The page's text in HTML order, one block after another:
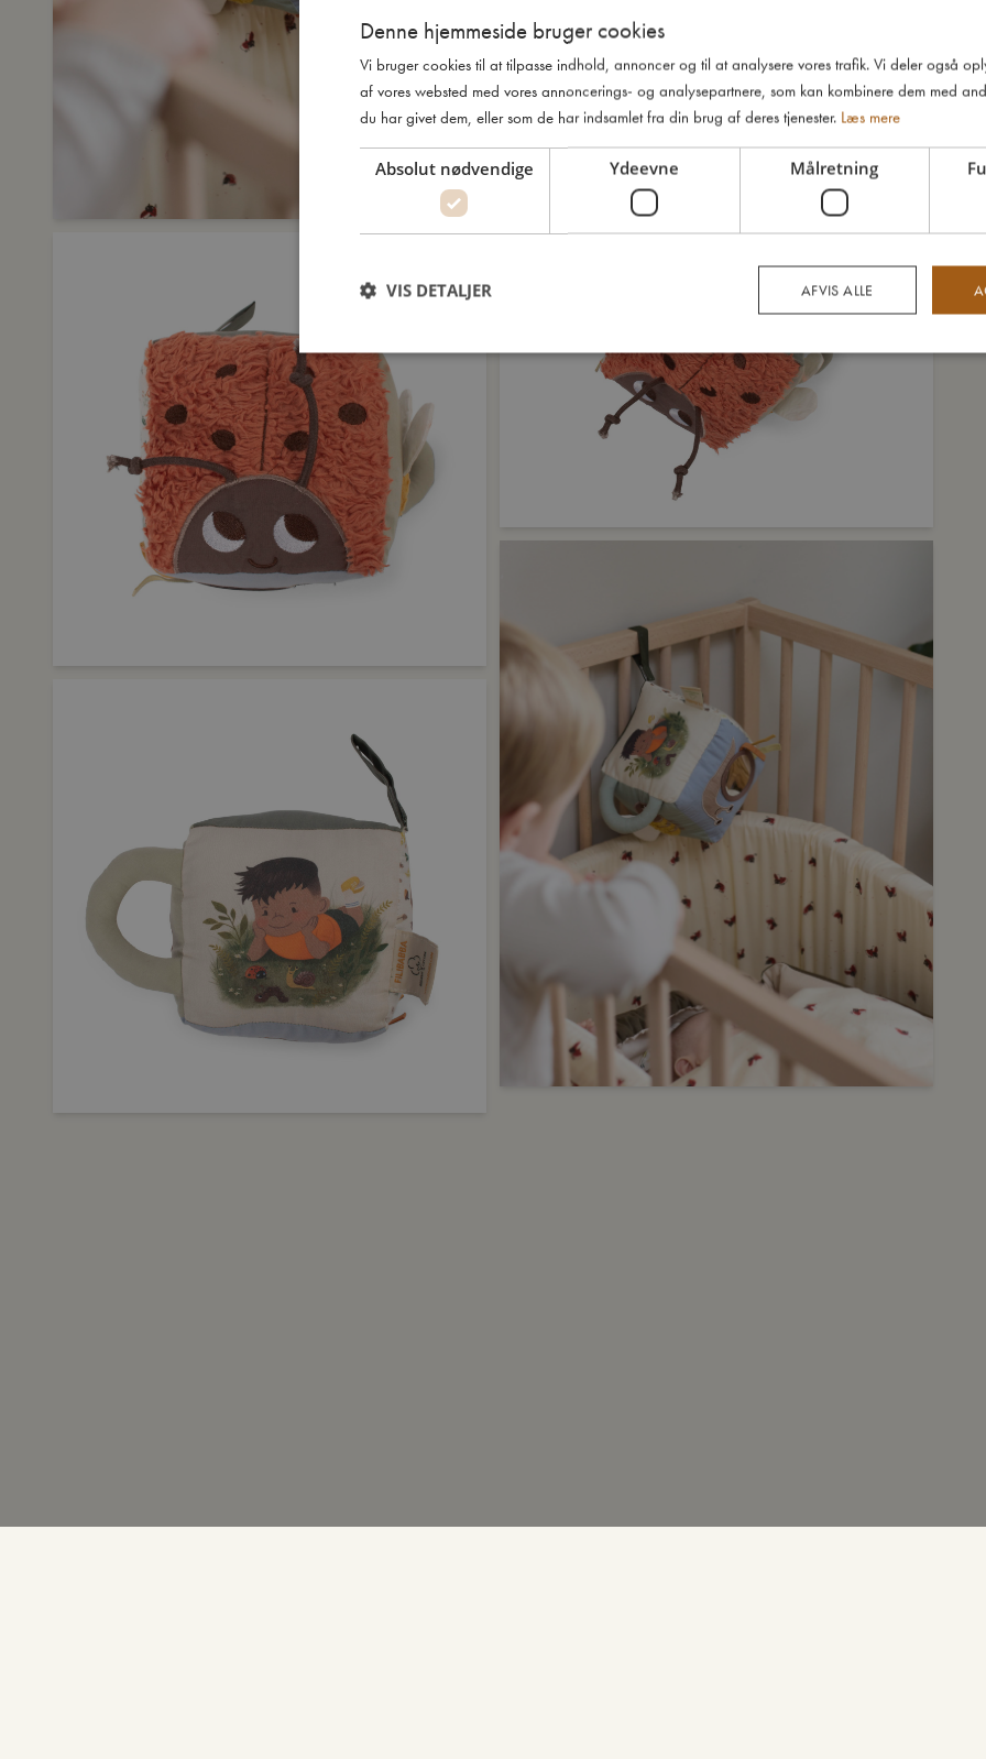
Denne hjemmeside bruger cookies
Vi bruger cookies til at tilpasse indhold, annoncer og til at analysere vores trafik. Vi deler også
af vores websted med vores annoncerings- og analysepartnere, som kan kombinere dem med
du har givet dem, eller som de har indsamlet fra din brug af deres tjenester. Læs mere
Absolut nødvendige Ydeevne Målretning
AFVIS ALLE
VIS DETALJER